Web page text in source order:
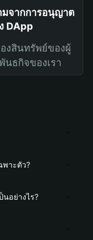
มจากการอนุญาต
DApp
งสินทรัพย์ของผู้
นธกิจของเรา
พาะตัว?
อย่างไร?